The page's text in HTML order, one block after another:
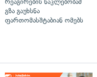
რეაგირების ნაკლებობამ
გზა გაუხსნა
ფართომასშტაბიან ომებს